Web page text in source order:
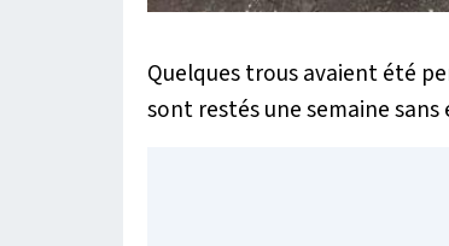
Quelques trous avaient été
sont restés une semaine